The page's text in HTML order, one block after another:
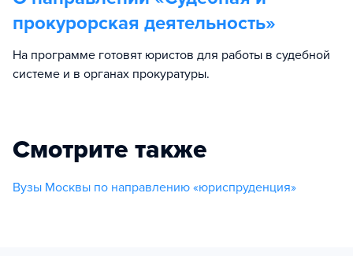
прокурорская деятельность»
На программе готовят юристов для работы в судебной
системе и в органах прокуратуры.
Смотрите также
Вузы Москвы по направлению «юриспруденция»